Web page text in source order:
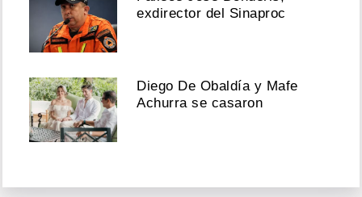
exdirector del Sinaproc
Diego De Obaldía y Mafe
Achurra se casaron